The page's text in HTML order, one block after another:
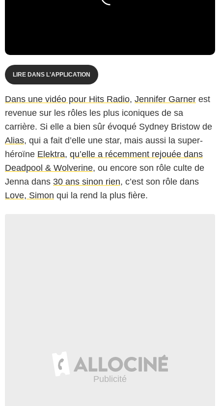
LIRE DANS L'APPLICATION
Dans une vidéo pour Hits Radio, Jennifer Garner est
revenue sur les rôles les plus iconiques de sa
carrière. Si elle a bien sûr évoqué Sydney Bristow de
Alias, qui a fait d’elle une star, mais aussi la super-
héroïne Elektra, qu’elle a récemment rejouée dans
Deadpool & Wolverine, ou encore son rôle culte de
Jenna dans 30 ans sinon rien, c’est son rôle dans
Love, Simon qui la rend la plus fière.